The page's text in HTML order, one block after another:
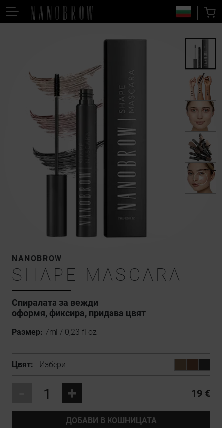
NANOBROW
SHAPE MASCARA
Спиралата за вежди
оформя, фиксира, придава цвят
Размер: 7ml / 0,23 fl oz
Цвят: Избери
+ 19 €
ДОБАВИ В КОШНИЦАТА